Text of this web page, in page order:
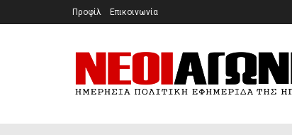
Προφίλ Επικοινωνία